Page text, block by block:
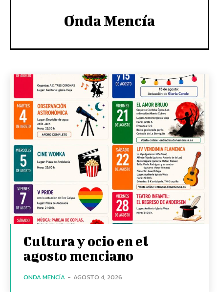
Onda Mencía
Cultura y ocio en el
agosto menciano
ONDA MENCÍA - AGOSTO 4, 2026